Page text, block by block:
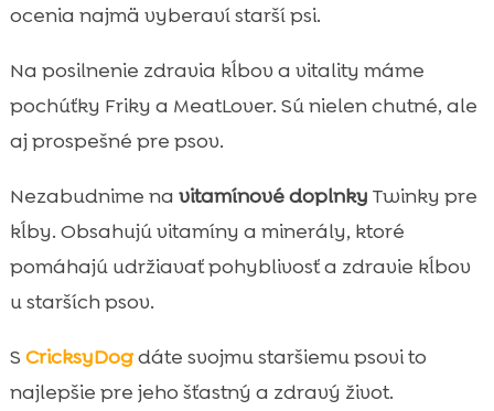
ocenia najmä vyberaví starší psi.
Na posilnenie zdravia kĺbov a vitality máme
pochúťky Friky a MeatLover. Sú nielen chutné, ale
aj prospešné pre psov.
Nezabudnime na vitamínové doplnky Twinky pre
kĺby. Obsahujú vitamíny a minerály, ktoré
pomáhajú udržiavať pohyblivosť a zdravie kĺbov
u starších psov.
S CricksyDogdáte svojmu staršiemu psovi to
najlepšie pre jeho šťastný a zdravý život.